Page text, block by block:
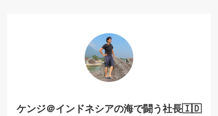
ケンジ＠インドネシアの海で闘う社長🇮🇩